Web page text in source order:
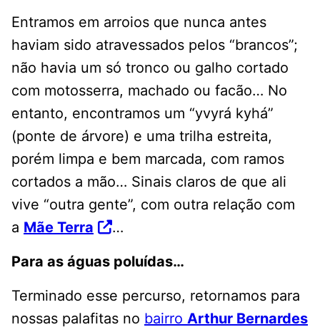
Entramos em arroios que nunca antes
haviam sido atravessados pelos “brancos”;
não havia um só tronco ou galho cortado
com motosserra, machado ou facão… No
entanto, encontramos um “yvyrá kyhá”
(ponte de árvore) e uma trilha estreita,
porém limpa e bem marcada, com ramos
cortados a mão… Sinais claros de que ali
vive “outra gente”, com outra relação com
a Mãe Terra
…
Para as águas poluídas…
Terminado esse percurso, retornamos para
nossas palafitas no bairro Arthur Bernardes